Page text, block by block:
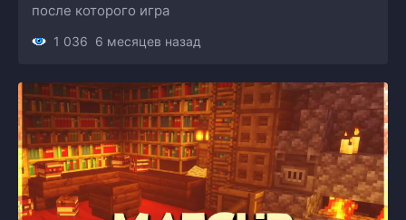
после которого игра
1 036 6 месяцев назад